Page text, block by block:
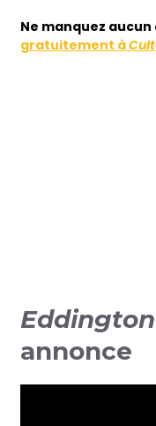
Ne manquez aucun
gratuitement à
Eddington
annonce